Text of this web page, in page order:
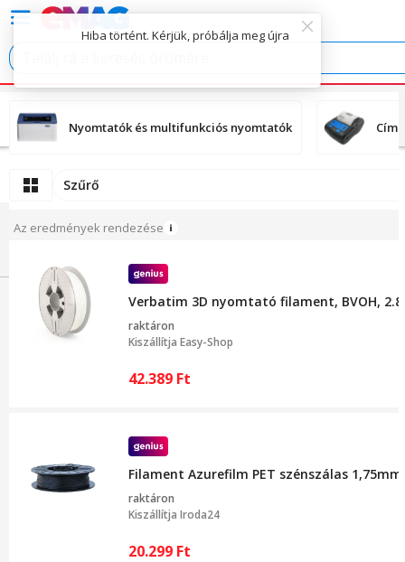
Hiba történt. Kérjük, próbálja meg újra
Nyomtatók és multifunkciós nyomtatók
Szűrő
Az eredmények rendezése
Verbatim 3D nyomtató filament, BVOH,
raktáron
Kiszállítja Easy-Shop
42.389 Ft
Filament Azurefilm PET szénszálas 1,75mm
raktáron
Kiszállítja Iroda24
20.299 Ft